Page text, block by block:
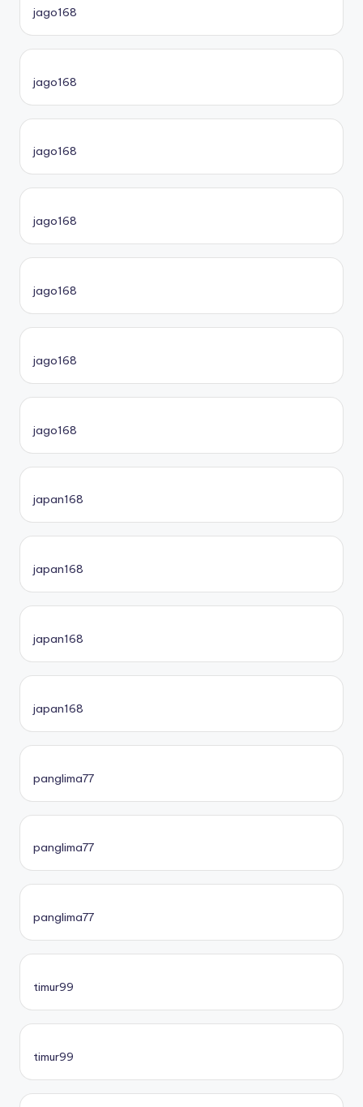
jago168
jago168
jago168
jago168
jago168
jago168
jago168
japan168
japan168
japan168
japan168
panglima77
panglima77
panglima77
timur99
timur99